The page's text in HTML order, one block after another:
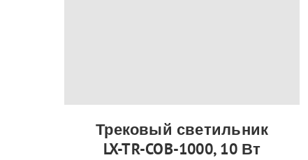
Трековый светильник
LX-TR-COB-1000, 10 Вт